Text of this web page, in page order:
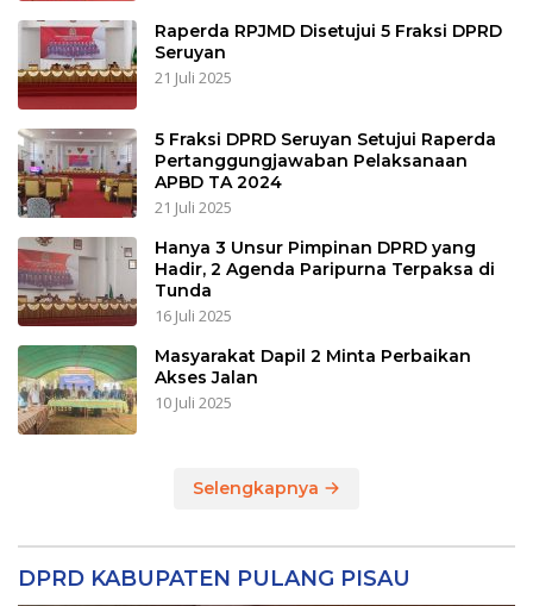
Raperda RPJMD Disetujui 5 Fraksi DPRD
Seruyan
21 Juli 2025
5 Fraksi DPRD Seruyan Setujui Raperda
Pertanggungjawaban Pelaksanaan
APBD TA 2024
21 Juli 2025
Hanya 3 Unsur Pimpinan DPRD yang
Hadir, 2 Agenda Paripurna Terpaksa di
Tunda
16 Juli 2025
Masyarakat Dapil 2 Minta Perbaikan
Akses Jalan
10 Juli 2025
Selengkapnya
DPRD KABUPATEN PULANG PISAU